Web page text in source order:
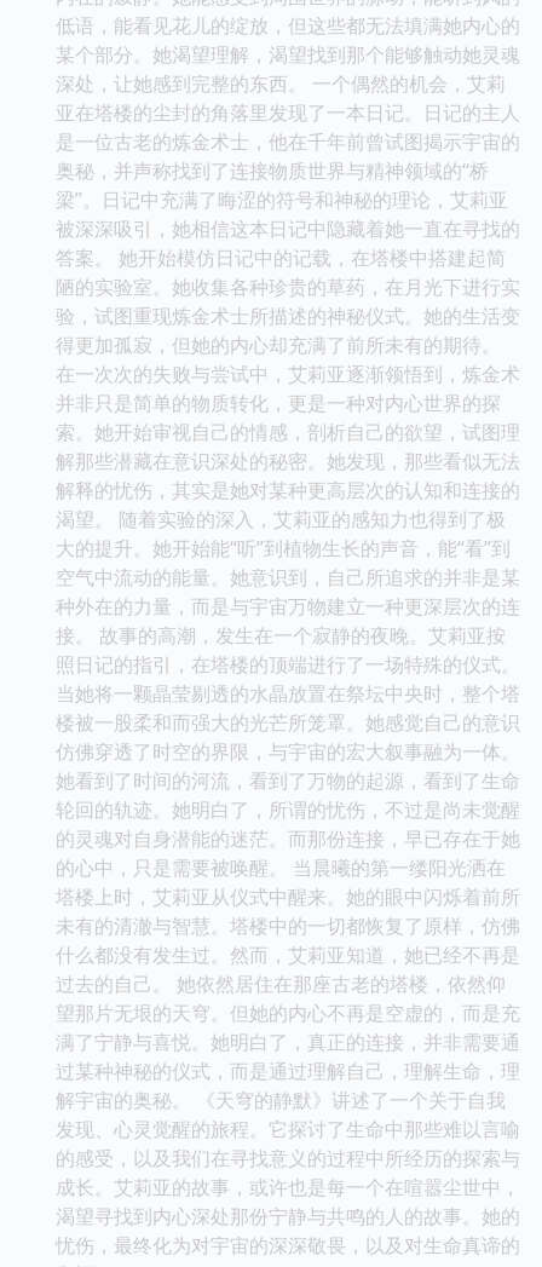
低语，能看见花儿的绽放，但这些都无法填满她内心的
某个部分。她渴望理解，渴望找到那个能够触动她灵魂
深处，让她感到完整的东西。 一个偶然的机会，艾莉
亚在塔楼的尘封的角落里发现了一本日记。日记的主人
是一位古老的炼金术士，他在千年前曾试图揭示宇宙的
奥秘，并声称找到了连接物质世界与精神领域的“桥
梁”。日记中充满了晦涩的符号和神秘的理论，艾莉亚
被深深吸引，她相信这本日记中隐藏着她一直在寻找的
答案。 她开始模仿日记中的记载，在塔楼中搭建起简
陋的实验室。她收集各种珍贵的草药，在月光下进行实
验，试图重现炼金术士所描述的神秘仪式。她的生活变
得更加孤寂，但她的内心却充满了前所未有的期待。
在一次次的失败与尝试中，艾莉亚逐渐领悟到，炼金术
并非只是简单的物质转化，更是一种对内心世界的探
索。她开始审视自己的情感，剖析自己的欲望，试图理
解那些潜藏在意识深处的秘密。她发现，那些看似无法
解释的忧伤，其实是她对某种更高层次的认知和连接的
渴望。 随着实验的深入，艾莉亚的感知力也得到了极
大的提升。她开始能“听”到植物生长的声音，能“看”到
空气中流动的能量。她意识到，自己所追求的并非是某
种外在的力量，而是与宇宙万物建立一种更深层次的连
接。 故事的高潮，发生在一个寂静的夜晚。艾莉亚按
照日记的指引，在塔楼的顶端进行了一场特殊的仪式。
当她将一颗晶莹剔透的水晶放置在祭坛中央时，整个塔
楼被一股柔和而强大的光芒所笼罩。她感觉自己的意识
仿佛穿透了时空的界限，与宇宙的宏大叙事融为一体。
她看到了时间的河流，看到了万物的起源，看到了生命
轮回的轨迹。她明白了，所谓的忧伤，不过是尚未觉醒
的灵魂对自身潜能的迷茫。而那份连接，早已存在于她
的心中，只是需要被唤醒。 当晨曦的第一缕阳光洒在
塔楼上时，艾莉亚从仪式中醒来。她的眼中闪烁着前所
未有的清澈与智慧。塔楼中的一切都恢复了原样，仿佛
什么都没有发生过。然而，艾莉亚知道，她已经不再是
过去的自己。 她依然居住在那座古老的塔楼，依然仰
望那片无垠的天穹。但她的内心不再是空虚的，而是充
满了宁静与喜悦。她明白了，真正的连接，并非需要通
过某种神秘的仪式，而是通过理解自己，理解生命，理
解宇宙的奥秘。 《天穹的静默》讲述了一个关于自我
发现、心灵觉醒的旅程。它探讨了生命中那些难以言喻
的感受，以及我们在寻找意义的过程中所经历的探索与
成长。艾莉亚的故事，或许也是每一个在喧嚣尘世中，
渴望寻找到内心深处那份宁静与共鸣的人的故事。她的
忧伤，最终化为对宇宙的深深敬畏，以及对生命真谛的